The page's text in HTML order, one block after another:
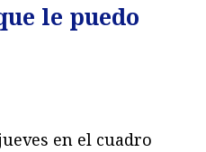
le puedo
en el cuadro